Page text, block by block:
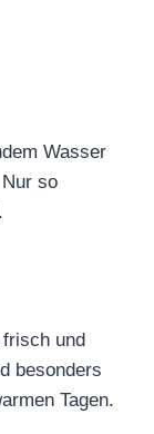
Wasser
so
und
besonders
Tagen.